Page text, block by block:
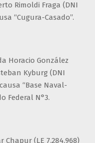
Rimoldi Fraga (DNI
“Cugura-Casado”.
Horacio González
Kyburg (DNI
“Base Naval-
Federal N°3.
Chapur (LE 7.284.968)